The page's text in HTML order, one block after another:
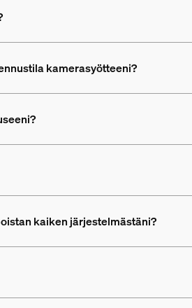
kamerasyötteeni?
kaiken järjestelmästäni?